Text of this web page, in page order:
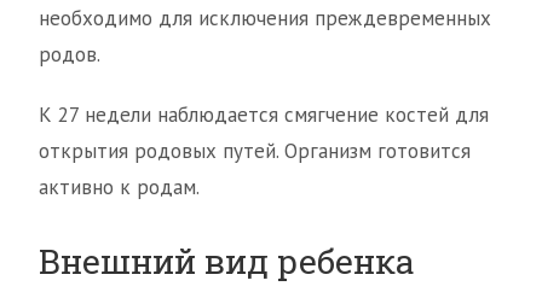
необходимо для исключения преждевременных
родов.
К 27 недели наблюдается смягчение костей для
открытия родовых путей. Организм готовится
активно к родам.
Внешний вид ребенка